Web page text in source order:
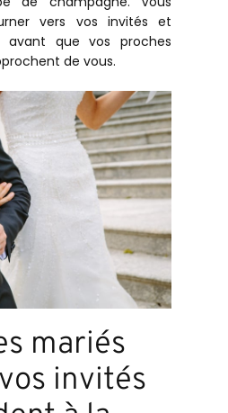
vers vos invités et
avant que vos proches
de vous.
mariés
invités